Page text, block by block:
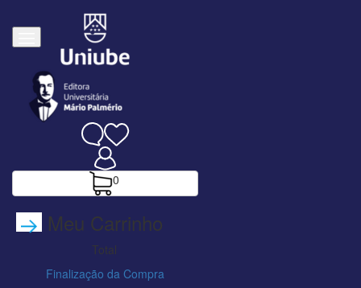
0
Meu Carrinho
Total
Finalização da Compra